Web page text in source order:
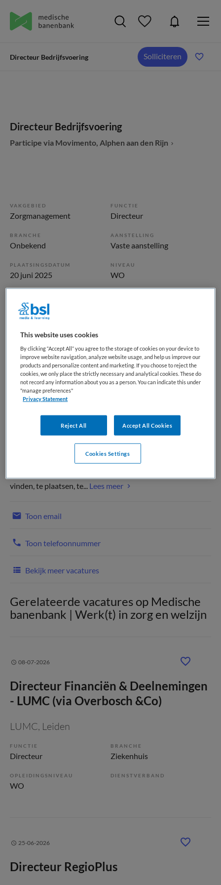
Directeur Bedrijfsvoering Solliciteren
Directeur Bedrijfsvoering
Participe via Movimento, Alphen aan den Rijn
VAKGEBIED
Zorgmanagement
FUNCTIE
Directeur
BRANCHE
Onbekend
AANSTELLING
Vaste aanstelling
PLAATSINGSDATUM
20 juni 2025
NIVEAU
WO
Niet nader bepaald
Vacature niet beschikbaar
Deze vacature Directeur Bedrijfsvoering bij Participe via
Movimento is niet meer actueel. Hieronder staan enkele
vergelijkbare vacatures die voor u wellicht interessant zijn.
Maak meer impactmet jouw leiderschapWij brengen de
vinden, te plaatsen, te... Lees meer
Toon email
Toon telefoonnummer
Bekijk meer vacatures
Gerelateerde vacatures op Medische
banenbank | Werk(t) in zorg en welzijn
08-07-2026
Directeur Financiën & Deelnemingen
- LUMC (via Overbosch &Co)
LUMC, Leiden
FUNCTIE
Directeur
BRANCHE
Ziekenhuis
OPLEIDINGSNIVEAU
WO
DIENSTVERBAND
25-06-2026
Directeur RegioPlus
This website uses cookies
By clicking “Accept All” you agree to the storage of cookies on your device to
improve website navigation, analyze website usage, and help us improve our
products and personalize content and marketing. If you choose to reject the
cookies, we only place the strictly necessary and analytical cookies. These do
not record any information about you as a person. You can indicate this under
"manage preferences"
Privacy Statement
Reject All Accept All Cookies
Cookies Settings